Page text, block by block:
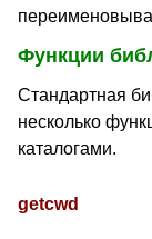
Функции
Стандартная
несколько
каталогами.
getcwd